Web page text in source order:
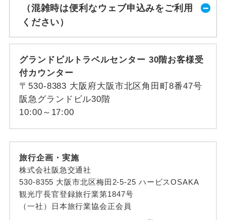
（混雑時は便利なウェブ申込みをご利用
ください）
グランドビルトラベルセンター 30階お客様受
付カウンター
〒530-8383 大阪府大阪市北区角田町8番47号
阪急グランドビル30階
10:00～17:00
旅行企画・実施
株式会社阪急交通社
530-8355 大阪市北区梅田2-5-25 ハービスOSAKA
観光庁長官登録旅行業第1847号
（一社）日本旅行業協会正会員